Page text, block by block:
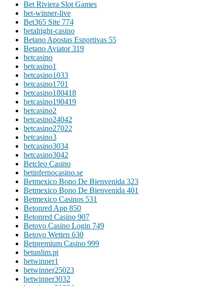
Bet Riviera Slot Games
bet-winner-live
Bet365 Site 774
betalright-casino
Betano Apostas Esportivas 55
Betano Aviator 319
betcasino
betcasino1
betcasino1033
betcasino1701
betcasino180418
betcasino190419
betcasino2
betcasino24042
betcasino27022
betcasino3
betcasino3034
betcasino3042
Betcleo Casino
betinfernocasino.se
Betmexico Bono De Bienvenida 323
Betmexico Bono De Bienvenida 401
Betmexico Casinos 531
Betonred App 850
Betonred Casino 907
Betovo Casino Login 749
Betovo Wetten 630
Betpremium Casino 999
betunlim.pt
betwinner1
betwinner25023
betwinner3032